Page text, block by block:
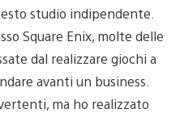
studio indipendente.
Square Enix, molte delle
dal realizzare giochi a
avanti un business.
ma ho realizzato